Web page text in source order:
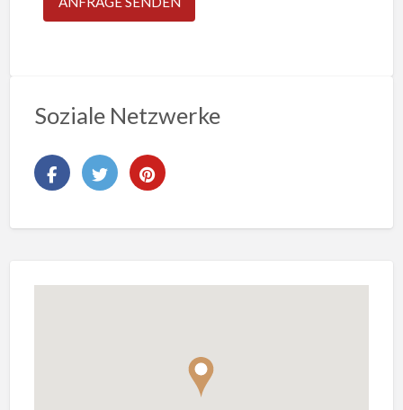
Soziale Netzwerke